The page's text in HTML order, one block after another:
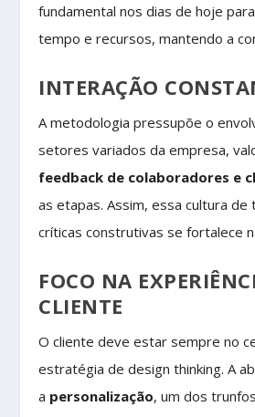
fundamental nos dias de hoje
tempo e recursos, mantendo a
INTERAÇÃO
A metodologia pressupõe o
setores variados da empresa,
feedback de colaboradores e
as etapas. Assim, essa cultura de
críticas construtivas se fortalece
FOCO NA
CLIENTE
O cliente deve estar sempre no
estratégia de design thinking. A
a personalização, um dos